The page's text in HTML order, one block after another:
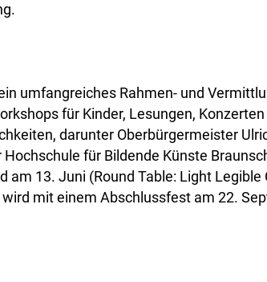
umfangreiches Rahmen- und
für Kinder, Lesungen,
darunter Oberbürgermeister
für Bildende Künste
am 13. Juni (Round Table: Light
mit einem Abschlussfest am 22.